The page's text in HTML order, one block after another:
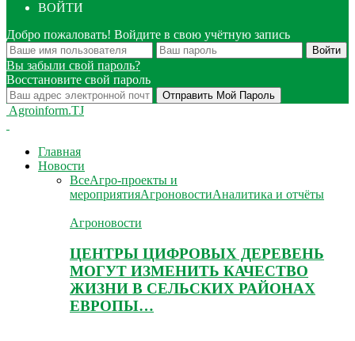
ВОЙТИ
Добро пожаловать! Войдите в свою учётную запись
Вы забыли свой пароль?
Восстановите свой пароль
Agroinform.TJ
Главная
Новости
ВсеАгро-проекты и
мероприятияАгроновостиАналитика и отчёты
Агроновости
ЦЕНТРЫ ЦИФРОВЫХ ДЕРЕВЕНЬ
МОГУТ ИЗМЕНИТЬ КАЧЕСТВО
ЖИЗНИ В СЕЛЬСКИХ РАЙОНАХ
ЕВРОПЫ…